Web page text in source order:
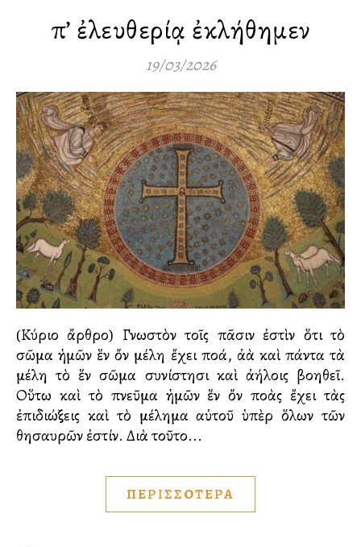
Ἐπ’ ἐλευθερίᾳ ἐκλήθημεν
19/03/2026
(Κύριο ἄρθρο) Γνωστὸν τοῖς πᾶσιν ἐστὶν ὅτι τὸ
σῶμα ἡμῶν ἕν ὄν μέλη ἔχει πολλά, ἀλλὰ καὶ πάντα τὰ
μέλη τὸ ἕν σῶμα συνίστησι καὶ ἀλλήλοις βοηθεῖ.
Οὕτω καὶ τὸ πνεῦμα ἡμῶν ἕν ὄν πολλὰς ἔχει τὰς
ἐπιδιώξεις καὶ τὸ μέλημα αὐτοῦ ὑπὲρ ὅλων τῶν
θησαυρῶν ἐστίν. Διὰ τοῦτο...
ΠΕΡΙΣΣΟΤΕΡΑ